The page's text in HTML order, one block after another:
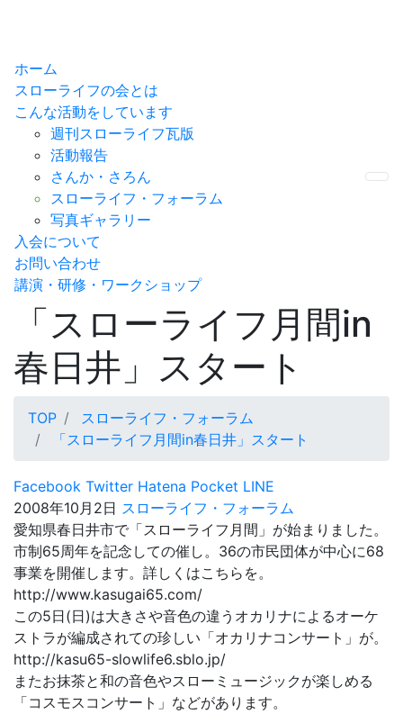
ホーム
スローライフの会とは
こんな活動をしています
週刊スローライフ瓦版
活動報告
さんか・さろん
スローライフ・フォーラム
写真ギャラリー
入会について
お問い合わせ
講演・研修・ワークショップ
「スローライフ月間in
春日井」スタート
TOP
スローライフ・フォーラム
「スローライフ月間in春日井」スタート
Facebook Twitter Hatena Pocket LINE
2008年10月2日 スローライフ・フォーラム
愛知県春日井市で「スローライフ月間」が始まりました。
市制65周年を記念しての催し。36の市民団体が中心に68
事業を開催します。詳しくはこちらを。
http://www.kasugai65.com/
この5日(日)は大きさや音色の違うオカリナによるオーケ
ストラが編成されての珍しい「オカリナコンサート」が。
http://kasu65-slowlife6.sblo.jp/
またお抹茶と和の音色やスローミュージックが楽しめる
「コスモスコンサート」などがあります。